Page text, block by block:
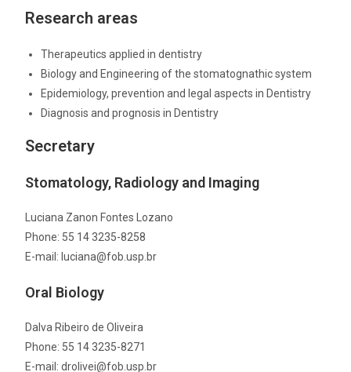
Research areas
Therapeutics applied in dentistry
Biology and Engineering of the stomatognathic system
Epidemiology, prevention and legal aspects in Dentistry
Diagnosis and prognosis in Dentistry
Secretary
Stomatology, Radiology and Imaging
Luciana Zanon Fontes Lozano
Phone: 55 14 3235-8258
E-mail: luciana@fob.usp.br
Oral Biology
Dalva Ribeiro de Oliveira
Phone: 55 14 3235-8271
E-mail: drolivei@fob.usp.br